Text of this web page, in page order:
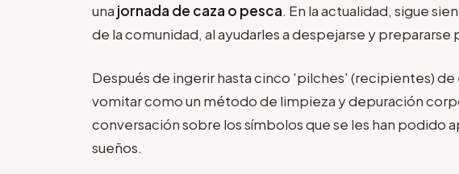
una jornada de caza o pesca. En la actualidad, sigue
de la comunidad, al ayudarles a despejarse y prepararse
Después de ingerir hasta cinco 'pilches' (recipientes) de
vomitar como un método de limpieza y depuración
conversación sobre los símbolos que se les han podido
sueños.